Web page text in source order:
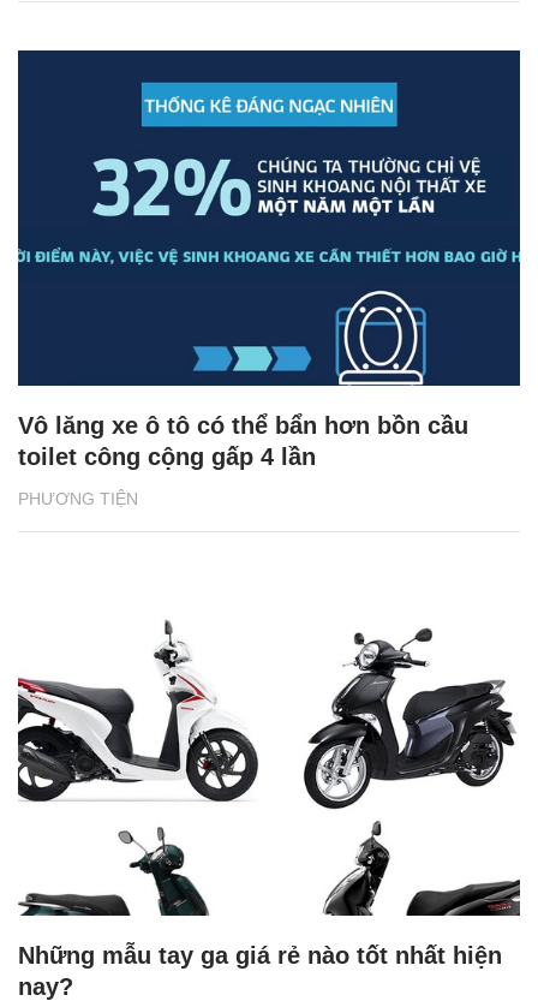
PHƯƠNG TIỆN
Vô lăng xe ô tô có thể bẩn hơn bồn cầu
toilet công cộng gấp 4 lần
Những mẫu tay ga giá rẻ nào tốt nhất hiện
nay?